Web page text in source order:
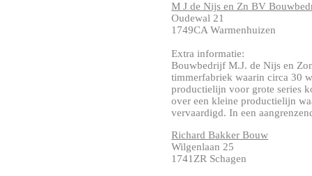
M J de Nijs en Zn BV
Oudewal 21
1749CA Warmenhuizen
Extra informatie:
Bouwbedrijf M.J. de Nijs en
timmerfabriek waarin circa 30
productielijn voor grote series
over een kleine productielijn
vervaardigd. In een
Richard Bakker Bouw
Wilgenlaan 25
1741ZR Schagen